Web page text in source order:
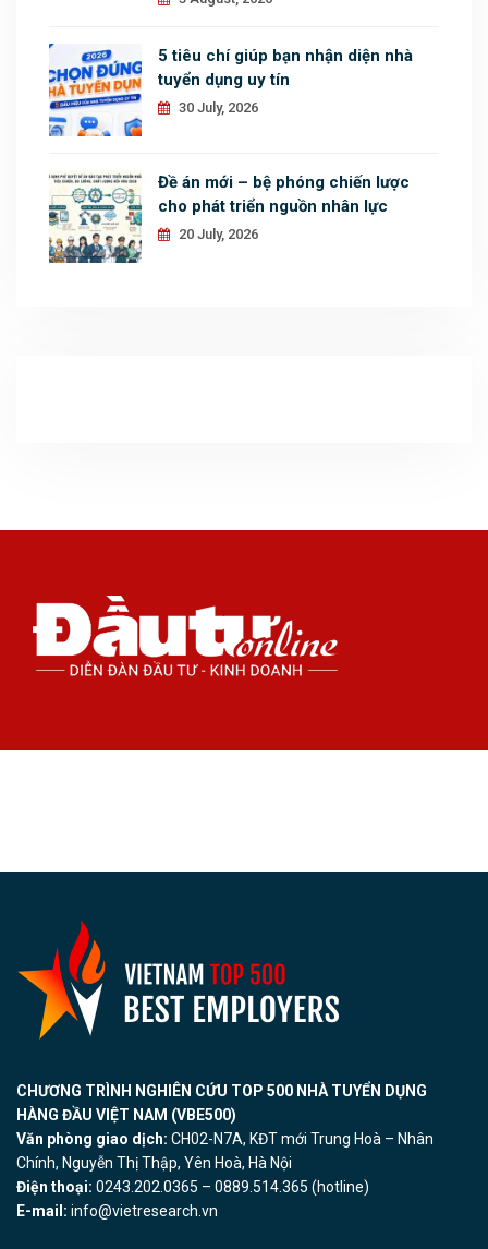
5 tiêu chí giúp bạn nhận diện nhà
tuyển dụng uy tín
30 July, 2026
Đề án mới – bệ phóng chiến lược
cho phát triển nguồn nhân lực
20 July, 2026
CHƯƠNG TRÌNH NGHIÊN CỨU TOP 500 NHÀ TUYỂN DỤNG
HÀNG ĐẦU VIỆT NAM (VBE500)
Văn phòng giao dịch: CH02-N7A, KĐT mới Trung Hoà – Nhân
Chính, Nguyễn Thị Thập, Yên Hoà, Hà Nội
Điện thoại: 0243.202.0365 – 0889.514.365 (hotline)
E-mail: info@vietresearch.vn